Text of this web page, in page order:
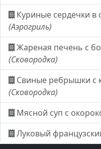
Куриные сердечки в
(Аэрогриль)
Жареная печень с
(Сковородка)
Свиные ребрышки с
(Сковородка)
Мясной суп с
Луковый